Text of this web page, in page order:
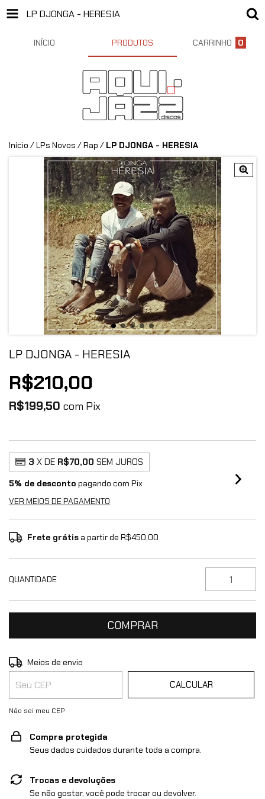
LP DJONGA - HERESIA
INÍCIO PRODUTOS CARRINHO 0
Início /LPs Novos /Rap / LP DJONGA - HERESIA
LP DJONGA - HERESIA
R$210,00
R$199,50 com Pix
3 X DE R$70,00 SEM JUROS
5% de desconto pagando com Pix
VER MEIOS DE PAGAMENTO
Frete grátisa partir deR$450,00
QUANTIDADE
Entregas para o CEP:
Meios de envio
CALCULAR
Não sei meu CEP
Compra protegida
Seus dados cuidados durante toda a compra.
Trocas e devoluções
Se não gostar, você pode trocar ou devolver.